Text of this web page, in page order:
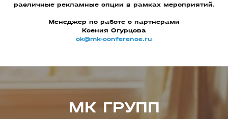
различные рекламные опции в рамках мероприятий.
Менеджер по работе с партнерами
Ксения Огурцова
ok@mk-conference.ru
МК ГРУПП